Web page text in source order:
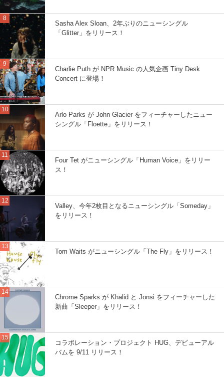
Sasha Alex Sloan、2年ぶりのニューシングル
「Glitter」をリリース！
Charlie Puth が NPR Music の人気企画 Tiny Desk
Concert に登場！
Arlo Parks が John Glacier をフィーチャーしたニュー
シングル「Floette」をリリース！
Four Tet がニューシングル「Human Voice」をリリー
ス！
Valley、今年2枚目となるニューシングル「Someday」
をリリース！
Tom Waits がニューシングル「The Fly」をリリース！
Chrome Sparks が Khalid と Jonsi をフィーチャーした
新曲「Sleeper」をリリース！
コラボレーション・プロジェクト HUG、デビューアル
バムを 9/11 リリース！